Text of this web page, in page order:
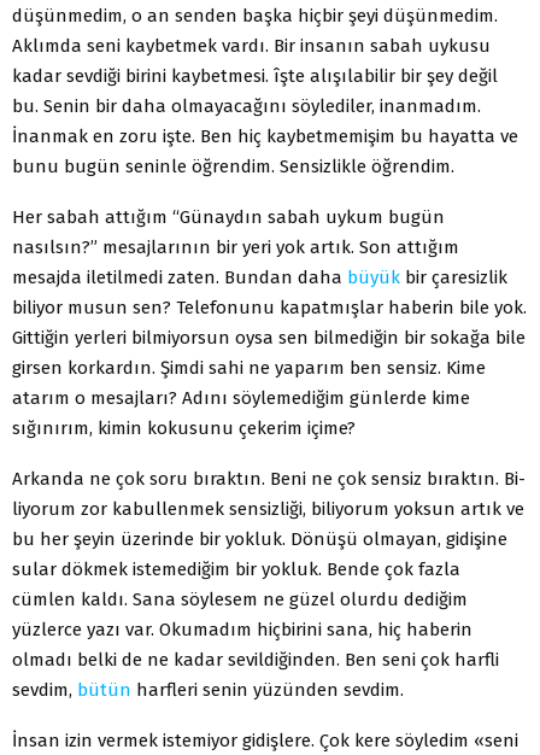
düşünmedim, o an senden başka hiçbir şeyi düşünme­dim.
Aklımda seni kaybetmek vardı. Bir insanın sabah uykusu
kadar sevdiği birini kaybetmesi. îşte alışılabilir bir şey değil
bu. Senin bir daha olmayacağını söylediler, inanmadım.
İnanmak en zoru işte. Ben hiç kaybetmemişim bu hayatta ve
bunu bugün se­ninle öğrendim. Sensizlikle öğrendim.
Her sabah attığım “Günaydın sabah uykum bugün
nasılsın?” mesajlarının bir yeri yok artık. Son attığım
mesajda iletilmedi zaten. Bundan daha büyük bir çaresizlik
biliyor musun sen? Te­lefonunu kapatmışlar haberin bile yok.
Gittiğin yerleri bilmiyor­sun oysa sen bilmediğin bir sokağa bile
girsen korkardın. Şim­di sahi ne yaparım ben sensiz. Kime
atarım o mesajları? Adını söylemediğim günlerde kime
sığınırım, kimin kokusunu çekerim içime?
Arkanda ne çok soru bıraktın. Beni ne çok sensiz bıraktın. Bi­
liyorum zor kabullenmek sensizliği, biliyorum yoksun artık ve
bu her şeyin üzerinde bir yokluk. Dönüşü olmayan, gidişine
sular dökmek istemediğim bir yokluk. Bende çok fazla
cümlen kaldı. Sana söylesem ne güzel olurdu dediğim
yüzlerce yazı var. Okuma­dım hiçbirini sana, hiç haberin
olmadı belki de ne kadar sevildi­ğinden. Ben seni çok harfli
sevdim, bütün harfleri senin yüzünden sevdim.
İnsan izin vermek istemiyor gidişlere. Çok kere söyledim «seni